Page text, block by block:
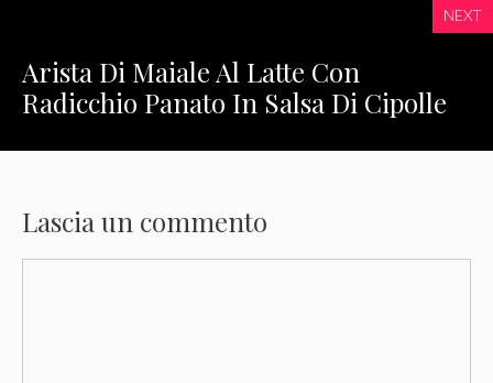
NEXT
Arista Di Maiale Al Latte Con
Radicchio Panato In Salsa Di Cipolle
Lascia un commento